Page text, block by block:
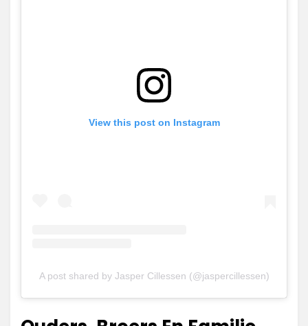
View this post on Instagram
A post shared by Jasper Cillessen (@jaspercillessen)